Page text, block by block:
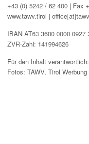
+43 (0) 5242 / 62 400 | Fax
www.tawv.tirol |
IBAN AT63 3600 0000 0927
ZVR-Zahl: 141994626
Für den Inhalt
Fotos: TAWV, Tirol Werbung